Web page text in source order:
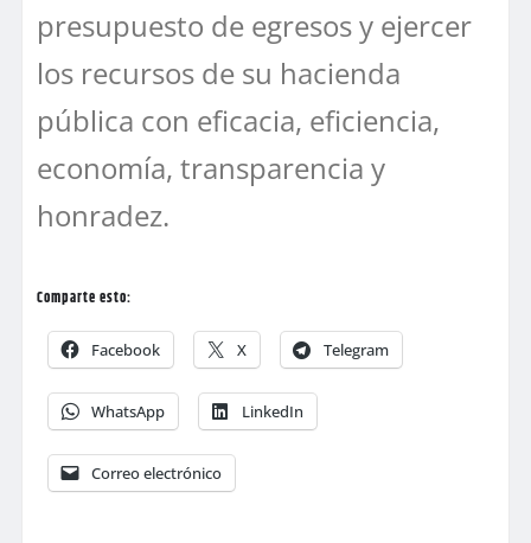
presupuesto de egresos y ejercer
los recursos de su hacienda
pública con eficacia, eficiencia,
economía, transparencia y
honradez.
Comparte esto:
Facebook X Telegram
WhatsApp LinkedIn
Correo electrónico